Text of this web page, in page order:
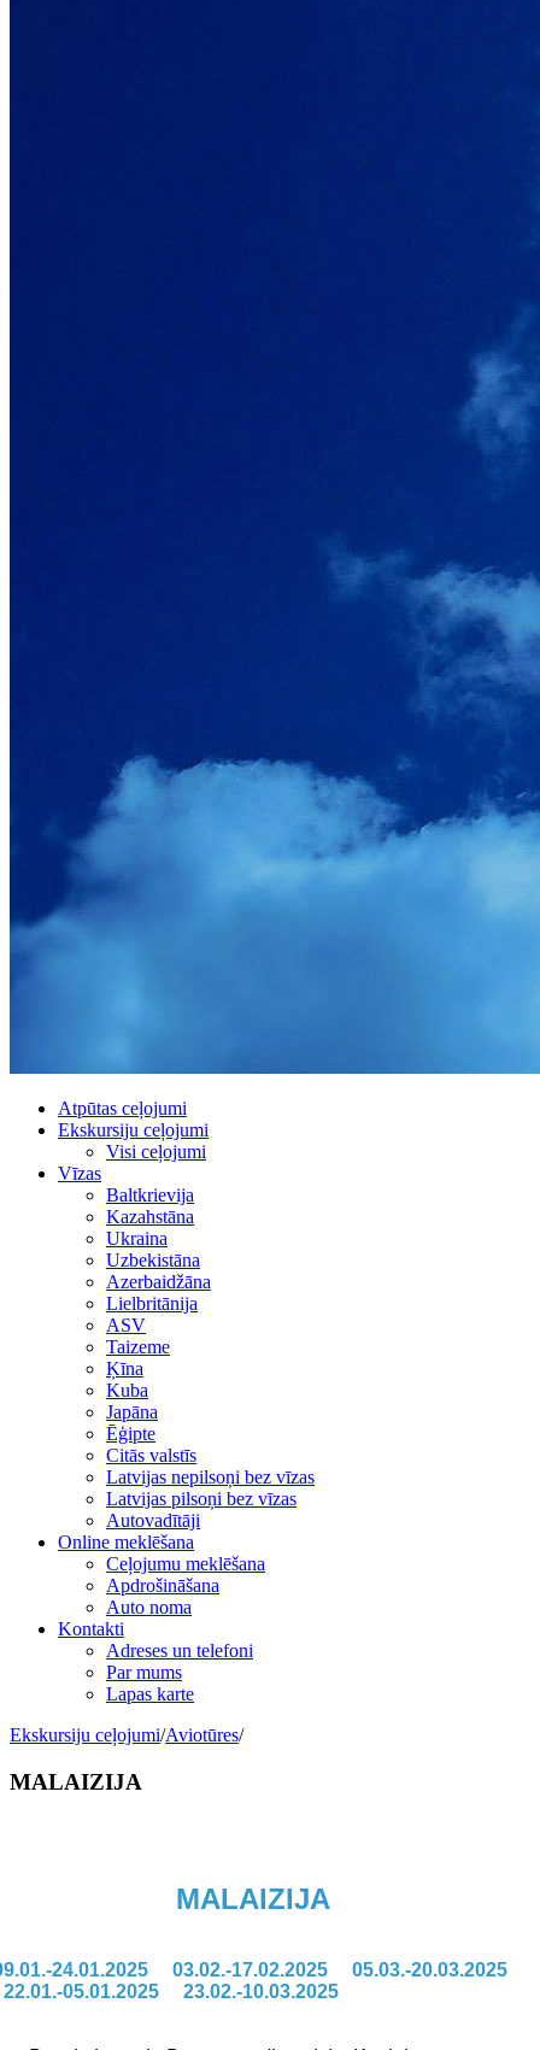
Atpūtas ceļojumi
Ekskursiju ceļojumi
Visi ceļojumi
Vīzas
Baltkrievija
Kazahstāna
Ukraina
Uzbekistāna
Azerbaidžāna
Lielbritānija
ASV
Taizeme
Ķīna
Kuba
Japāna
Ēģipte
Citās valstīs
Latvijas nepilsoņi bez vīzas
Latvijas pilsoņi bez vīzas
Autovadītāji
Online meklēšana
Ceļojumu meklēšana
Apdrošināšana
Auto noma
Kontakti
Adreses un telefoni
Par mums
Lapas karte
Ekskursiju ceļojumi/Aviotūres/
MALAIZIJA
MALAIZIJA
24.01.202503.02.-17.02.202505.03.-20.03.2025
22.01.-05.01.202523.02.-10.03.2025